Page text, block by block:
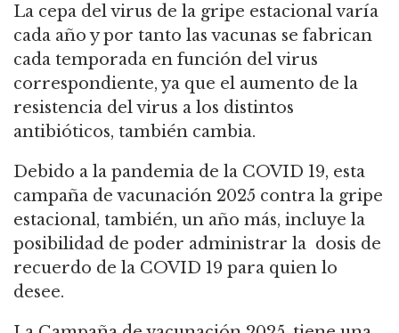
La cepa del virus de la gripe estacional varía
cada año y por tanto las vacunas se fabrican
cada temporada en función del virus
correspondiente, ya que el aumento de la
resistencia del virus a los distintos
antibióticos, también cambia.
Debido a la pandemia de la COVID 19, esta
campaña de vacunación 2025 contra la gripe
estacional, también, un año más, incluye la
posibilidad de poder administrar la dosis de
recuerdo de la COVID 19 para quien lo
desee.